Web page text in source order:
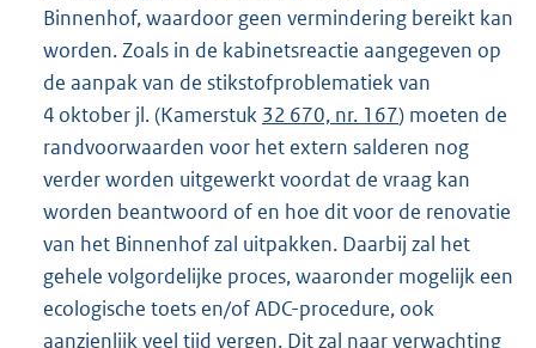
Binnenhof, waardoor geen vermindering bereikt kan
worden. Zoals in de kabinetsreactie aangegeven op
de aanpak van de stikstofproblematiek van
4 oktober jl. (Kamerstuk 32 670, nr. 167) moeten de
randvoorwaarden voor het extern salderen nog
verder worden uitgewerkt voordat de vraag kan
worden beantwoord of en hoe dit voor de renovatie
van het Binnenhof zal uitpakken. Daarbij zal het
gehele volgordelijke proces, waaronder mogelijk een
ecologische toets en/of ADC-procedure, ook
aanzienlijk veel tijd vergen. Dit zal naar verwachting